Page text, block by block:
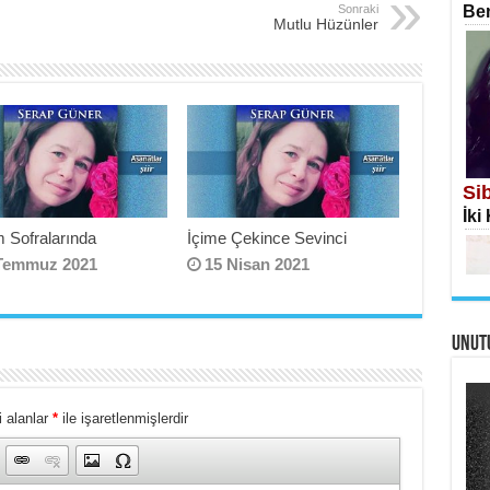
Sonraki
Mutlu Hüzünler
Sofralarında
2021
İçime Çekince Sevinci
15 Nisan 2021
alanlar *ile işaretlenmişlerdir
İki